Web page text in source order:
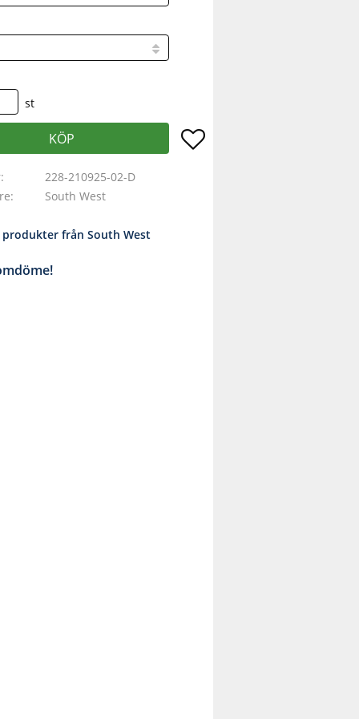
st
KÖP Lägg till i favoriter
228-210925-02-D
South West
produkter från South West